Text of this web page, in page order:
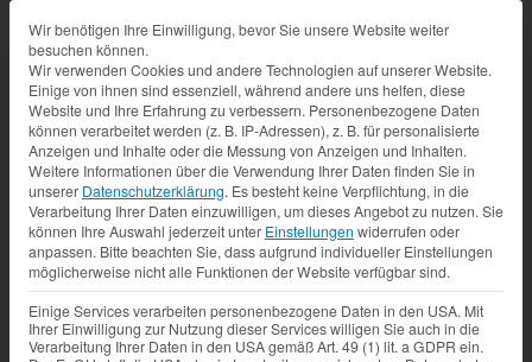
Datenschutz-Präferenz
Wir benötigen Ihre Einwilligung, bevor Sie unsere Website weiter
besuchen können.
Wir verwenden Cookies und andere Technologien auf unserer Website.
Einige von ihnen sind essenziell, während andere uns helfen, diese
Website und Ihre Erfahrung zu verbessern. Personenbezogene Daten
können verarbeitet werden (z. B. IP-Adressen), z. B. für personalisierte
Anzeigen und Inhalte oder die Messung von Anzeigen und Inhalten.
Weitere Informationen über die Verwendung Ihrer Daten finden Sie in
unserer Datenschutzerklärung. Es besteht keine Verpflichtung, in die
Verarbeitung Ihrer Daten einzuwilligen, um dieses Angebot zu nutzen. Sie
können Ihre Auswahl jederzeit unter Einstellungen widerrufen oder
anpassen. Bitte beachten Sie, dass aufgrund individueller Einstellungen
möglicherweise nicht alle Funktionen der Website verfügbar sind.
Einige Services verarbeiten personenbezogene Daten in den USA. Mit
Ihrer Einwilligung zur Nutzung dieser Services willigen Sie auch in die
Verarbeitung Ihrer Daten in den USA gemäß Art. 49 (1) lit. a GDPR ein.